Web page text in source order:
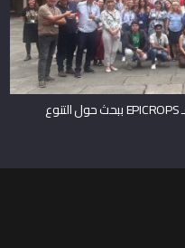
د. إباء فراح تشارك في المؤتمر السنوي الأول لـ EPICROPS ببحث حول التنوع